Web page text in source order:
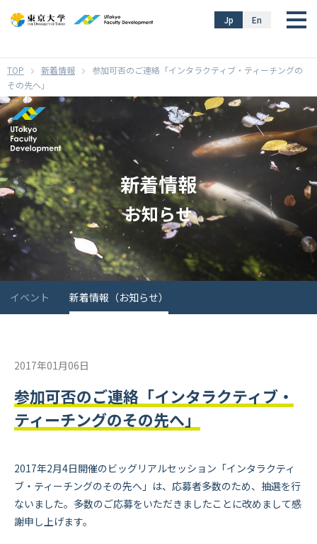
En
Jp
新着情報
参加可否のご連絡「インタラクティブ・ティーチングの
その先へ」
新着情報
お知らせ
イベント 新着情報（お知らせ）
2017年01月06日
参加可否のご連絡「インタラクティブ・
ティーチングのその先へ」
2017年2月4日開催のビッグリアルセッション 「インタラクティ
ブ・ティーチングのその先へ」 は、応募者多数のため、抽選を行
ないました。多数のご応募をいただきましたことに改めまして感
謝申し上げます。